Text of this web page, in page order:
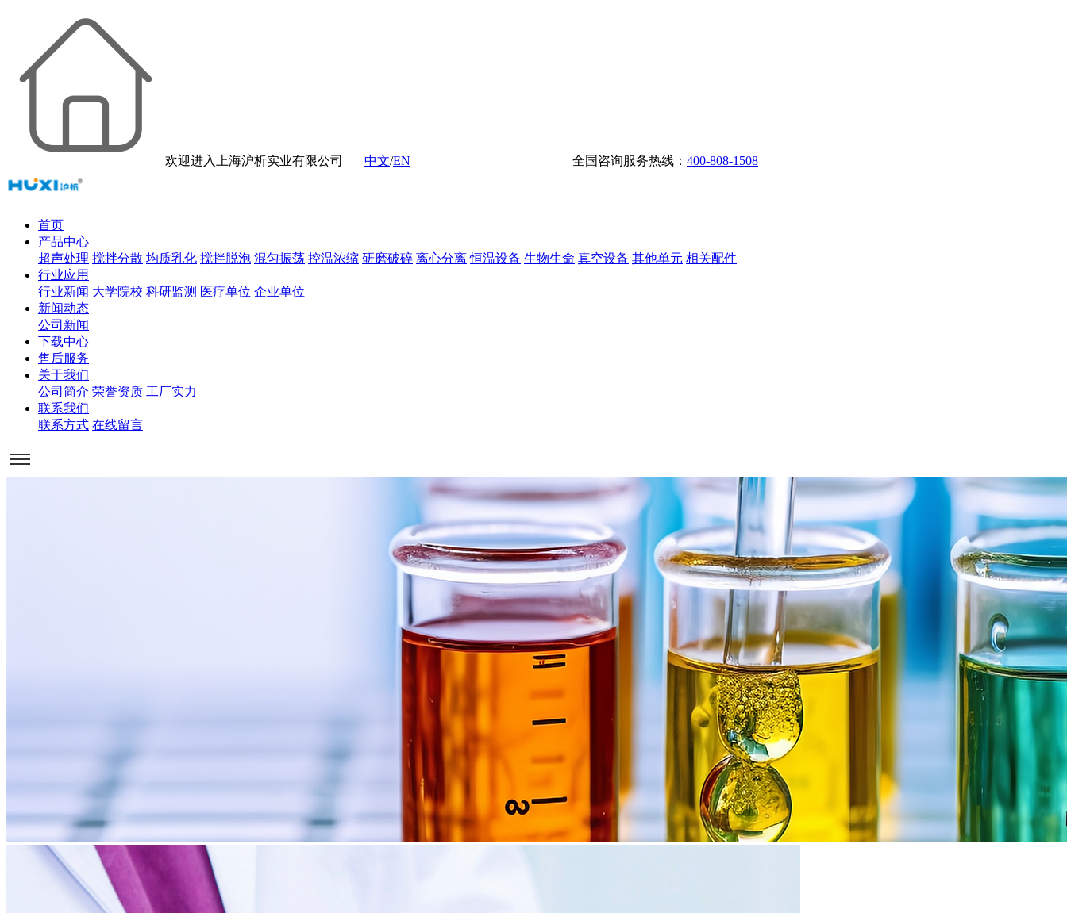
欢迎进入上海沪析实业有限公司 中文/EN 全国咨询服务热线： 400-808-1508
首页
产品中心
超声处理 搅拌分散 均质乳化 搅拌脱泡 混匀振荡 控温浓缩 研磨破碎 离心分离 恒温设备 生物生命 真空设备 其他单元 相关配件
行业应用
行业新闻 大学院校 科研监测 医疗单位 企业单位
新闻动态
公司新闻
下载中心
售后服务
关于我们
公司简介 荣誉资质 工厂实力
联系我们
联系方式 在线留言